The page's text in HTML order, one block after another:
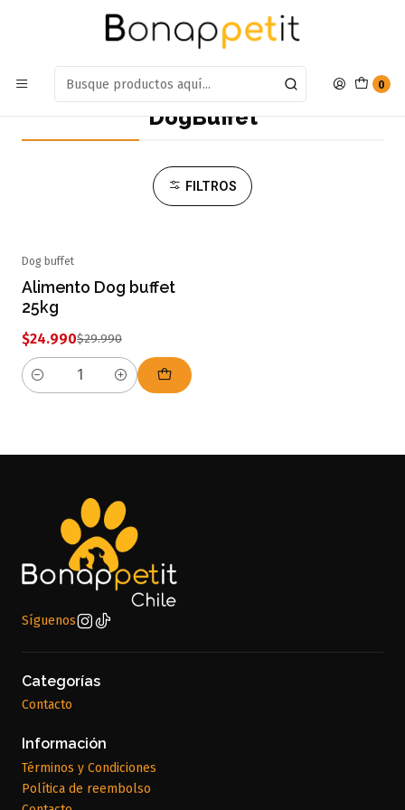
0
Estamos en: Antumalal 612, Quilicura Míranos en Maps
DogBuffet
FILTROS
Dog buffet
Alimento Dog buffet
25kg
$24.990$29.990
Cantidad
Síguenos
Categorías
Contacto
Información
Términos y Condiciones
Política de reembolso